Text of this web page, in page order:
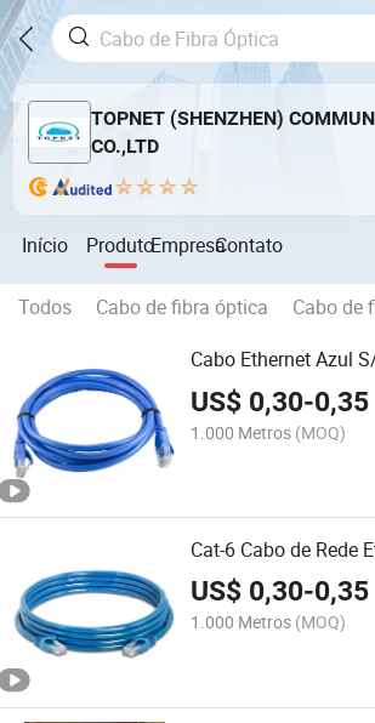
TOPNET (SHENZHEN)
CO.,LTD
Início ProdutoEmpresaContato
Todos Cabo de fibra óptica
Cabo de
Cabo Ethernet Azul
US$ 0,30-0,35
1.000 Metros (MOQ)
Cat-6 Cabo de Rede
US$ 0,30-0,35
1.000 Metros (MOQ)